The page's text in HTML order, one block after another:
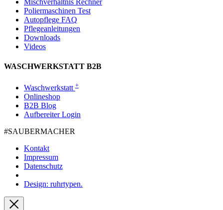
Mischverhältnis Rechner
Poliermaschinen Test
Autopflege FAQ
Pflegeanleitungen
Downloads
Videos
WASCHWERKSTATT B2B
Waschwerkstatt +
Onlineshop
B2B Blog
Aufbereiter Login
#SAUBER­MACHER
Kontakt
Impressum
Datenschutz
Design: ruhrtypen.